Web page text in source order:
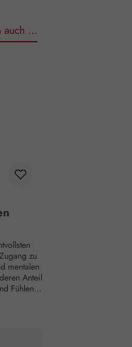
auch …
zu
mentalen
Anteil
Fühlen
mitsamt
eigenen